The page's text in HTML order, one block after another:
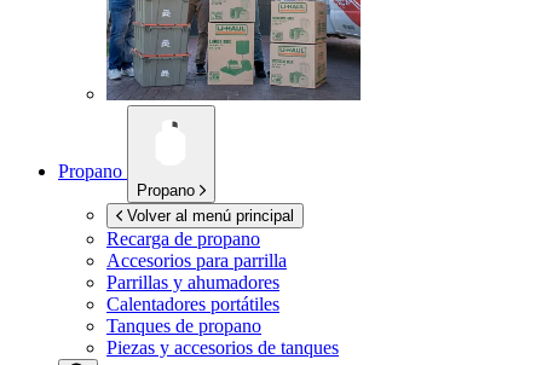
Propano
Propano
Volver al menú principal
Recarga de propano
Accesorios para parrilla
Parrillas y ahumadores
Calentadores portátiles
Tanques de propano
Piezas y accesorios de tanques